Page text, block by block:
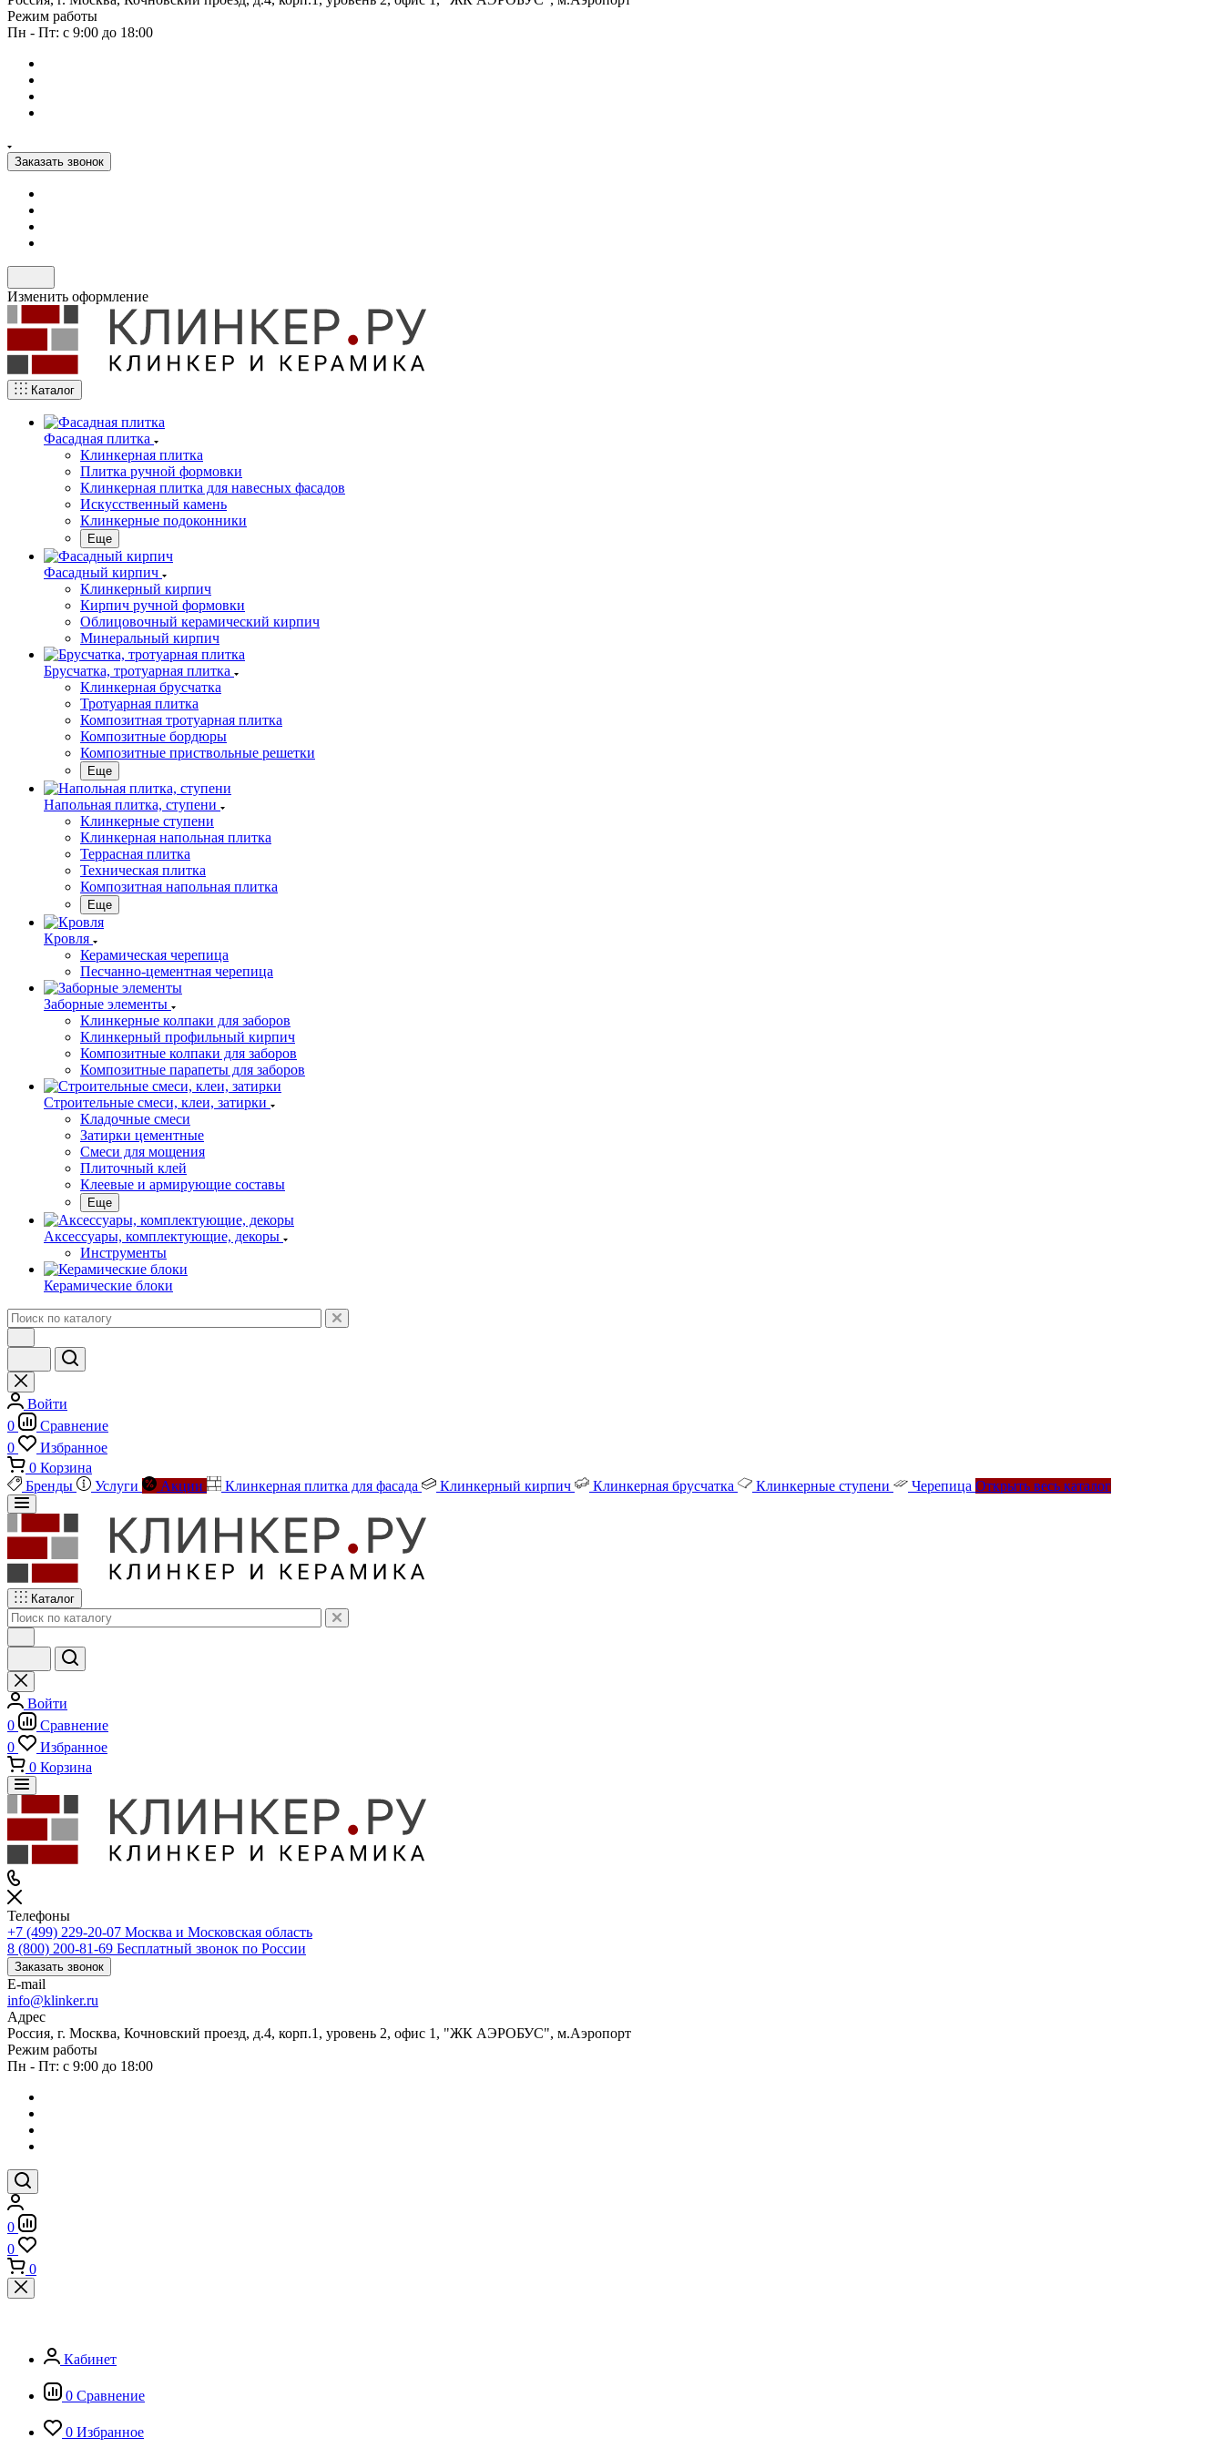
Режим работы
Пн - Пт: с 9:00 до 18:00
Заказать звонок
Изменить оформление
Каталог
Фасадная плитка
Клинкерная плитка
Плитка ручной формовки
Клинкерная плитка для навесных фасадов
Искусственный камень
Клинкерные подоконники
Еще
Фасадный кирпич
Клинкерный кирпич
Кирпич ручной формовки
Облицовочный керамический кирпич
Минеральный кирпич
Брусчатка, тротуарная плитка
Клинкерная брусчатка
Тротуарная плитка
Композитная тротуарная плитка
Композитные бордюры
Композитные приствольные решетки
Еще
Напольная плитка, ступени
Клинкерные ступени
Клинкерная напольная плитка
Террасная плитка
Техническая плитка
Композитная напольная плитка
Еще
Кровля
Керамическая черепица
Песчанно-цементная черепица
Заборные элементы
Клинкерные колпаки для заборов
Клинкерный профильный кирпич
Композитные колпаки для заборов
Композитные парапеты для заборов
Строительные смеси, клеи, затирки
Кладочные смеси
Затирки цементные
Смеси для мощения
Плиточный клей
Клеевые и армирующие составы
Еще
Аксессуары, комплектующие, декоры
Инструменты
Керамические блоки
Войти
0
Сравнение
0
Избранное
0 Корзина
Бренды
Услуги Акции Клинкерная плитка для фасада Клинкерный кирпич Клинкерная брусчатка Клинкерные ступени Черепица Открыть весь каталог
Каталог
Войти
0
Сравнение
0
Избранное
0 Корзина
Телефоны
+7 (499) 229-20-07 Москва и Московская область
8 (800) 200-81-69 Бесплатный звонок по России
Заказать звонок
E-mail
info@klinker.ru
Адрес
Россия, г. Москва, Кочновский проезд, д.4, корп.1, уровень 2, офис 1, "ЖК АЭРОБУС", м.Аэропорт
Режим работы
Пн - Пт: с 9:00 до 18:00
0
0
0
Кабинет
0 Сравнение
0 Избранное